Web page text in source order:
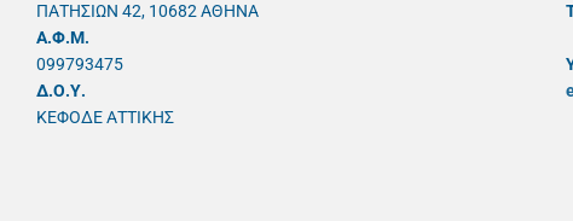
ΠΑΤΗΣΙΩΝ 42, 10682 ΑΘΗΝΑ
A.Φ.Μ.
099793475
Δ.Ο.Υ.
ΚΕΦΟΔΕ ΑΤΤΙΚΗΣ